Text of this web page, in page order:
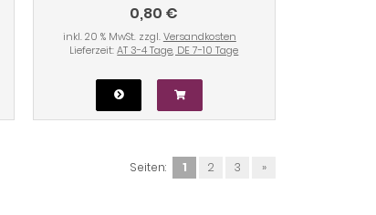
0,80 €
inkl. 20 % MwSt. zzgl.Versandkosten
Lieferzeit:AT 3-4 Tage, DE 7-10 Tage
Seiten: 1 2 3 »